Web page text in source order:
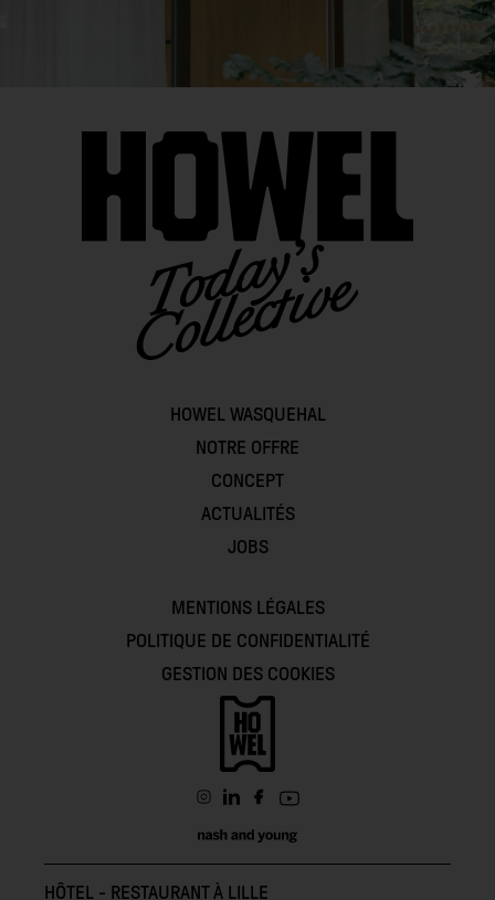
HOWEL WASQUEHAL
NOTRE OFFRE
CONCEPT
ACTUALITÉS
JOBS
MENTIONS LÉGALES
POLITIQUE DE CONFIDENTIALITÉ
GESTION DES COOKIES
HÔTEL - RESTAURANT À LILLE